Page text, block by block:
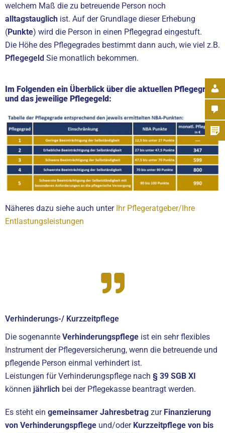
welchem Maß die zu betreuende Person noch
alltagstauglich ist. Auf der Grundlage dieser Erhebung
(Punkte) wird die Person in einen Pflegegrad eingestuft.
Die Höhe des Pflegegrades bestimmt dann auch, wie viel z.B.
Pflegegeld Sie monatlich bekommen.
Im Folgenden ein Überblick über die aktuellen Pflegegrade
und das jeweilige Pflegegeld:
Näheres dazu siehe auch unter Ihr Pflegeratgeber/Ihre
Entlastungsleistungen
Verhinderungs-/ Kurzzeitpflege
Die sogenannte Verhinderungspflege ist ein sehr flexibles
Instrument der Pflegeversicherung, wenn die betreuende und
pflegende Person einmal verhindert ist.
Leistungen für Verhinderungspflege nach § 39 SGB XI
können jährlich bei der Pflegekasse beantragt werden.
Es steht ein gemeinsamer Jahresbetrag zurFinanzierung
von Verhinderungspflege und/oderKurzzeitpflege von bis